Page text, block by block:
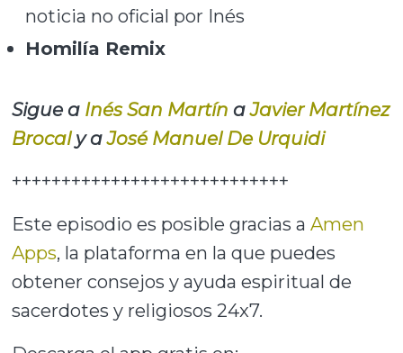
noticia no oficial por Inés
Homilía Remix
Sigue a Inés San Martín aJavier Martínez
Brocaly aJosé Manuel De Urquidi
++++++++++++++++++++++++++++
Este episodio es posible gracias aAmen
Apps, la plataforma en la que puedes
obtener consejos y ayuda espiritual de
sacerdotes y religiosos 24x7.